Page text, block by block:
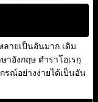
ายเป็นอันมาก เดิม
าอังกฤษ ตำราโอเรกุ
รณ์อย่างง่ายได้เป็นอัน